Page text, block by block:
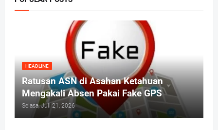
HEADLINE
Ratusan ASN di Asahan Ketahuan
Mengakali Absen Pakai Fake GPS
Selasa, Juli 21, 2026